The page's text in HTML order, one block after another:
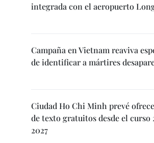
integrada con el aeropuerto
Campaña en Vietnam reaviva
de identificar a mártires
Ciudad Ho Chi Minh prevé
de texto gratuitos desde el curso
2027